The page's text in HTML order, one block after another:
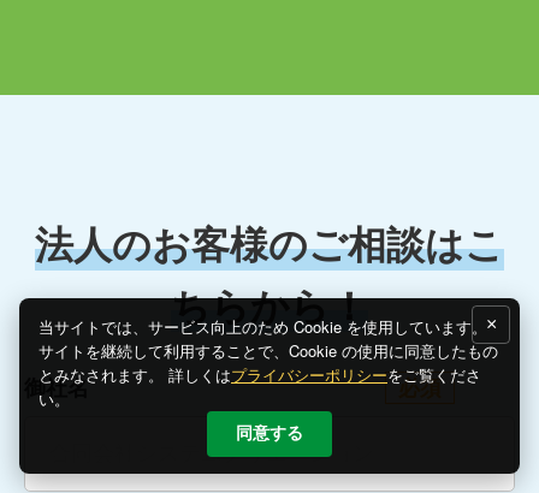
法人のお客様のご相談はこ
ちらから！
御社名 必須
×
当サイトでは、サービス向上のため Cookie を使用しています。
サイトを継続して利用することで、Cookie の使用に同意したもの
とみなされます。 詳しくはプライバシーポリシーをご覧くださ
い。
同意する